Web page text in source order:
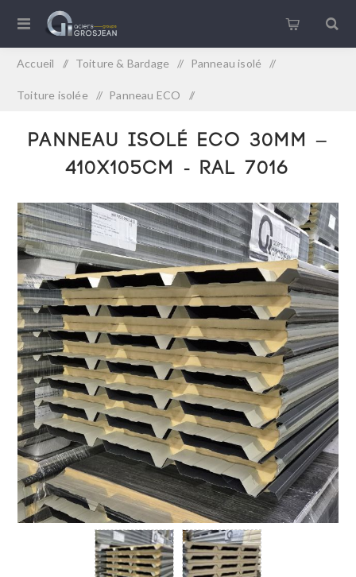
Accueil / Toiture & Bardage / Panneau isolé /
Toiture isolée / Panneau ECO /
Panneau isolé ECO 30mm – 410x105cm - RAL 7016
Panneau isolé ECO 30mm –
410x105cm - RAL 7016